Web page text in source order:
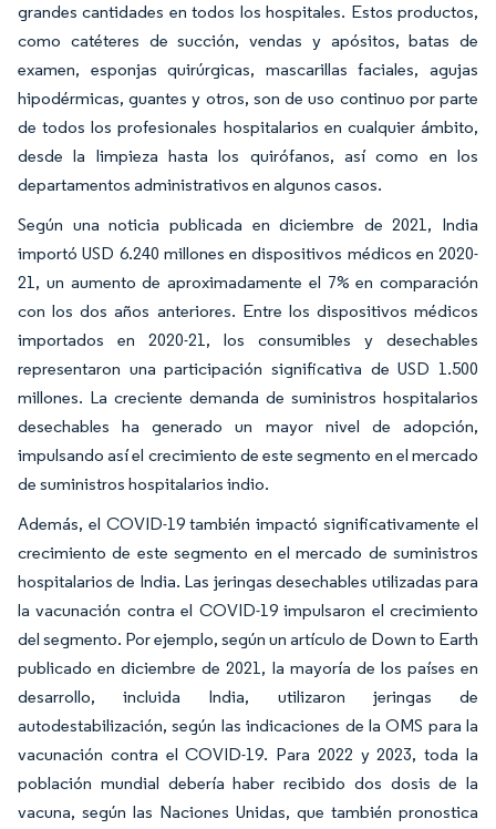
grandes cantidades en todos los hospitales. Estos productos,
como catéteres de succión, vendas y apósitos, batas de
examen, esponjas quirúrgicas, mascarillas faciales, agujas
hipodérmicas, guantes y otros, son de uso continuo por parte
de todos los profesionales hospitalarios en cualquier ámbito,
desde la limpieza hasta los quirófanos, así como en los
departamentos administrativos en algunos casos.
Según una noticia publicada en diciembre de 2021, India
importó USD 6.240 millones en dispositivos médicos en 2020-
21, un aumento de aproximadamente el 7% en comparación
con los dos años anteriores. Entre los dispositivos médicos
importados en 2020-21, los consumibles y desechables
representaron una participación significativa de USD 1.500
millones. La creciente demanda de suministros hospitalarios
desechables ha generado un mayor nivel de adopción,
impulsando así el crecimiento de este segmento en el mercado
de suministros hospitalarios indio.
Además, el COVID-19 también impactó significativamente el
crecimiento de este segmento en el mercado de suministros
hospitalarios de India. Las jeringas desechables utilizadas para
la vacunación contra el COVID-19 impulsaron el crecimiento
del segmento. Por ejemplo, según un artículo de Down to Earth
publicado en diciembre de 2021, la mayoría de los países en
desarrollo, incluida India, utilizaron jeringas de
autodestabilización, según las indicaciones de la OMS para la
vacunación contra el COVID-19. Para 2022 y 2023, toda la
población mundial debería haber recibido dos dosis de la
vacuna, según las Naciones Unidas, que también pronostica